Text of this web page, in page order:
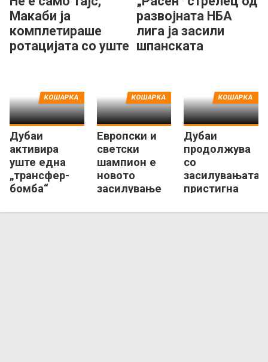
Макаби ја
комплетираше
ротацијата со уште
развојната НБА
лига ја засили
шпанската
Дубаи
активира
уште една
„трансфер-
бомба“
КОШАРКА
Европски и
светски
шампион е
новото
засилување
израелската
КОШАРКА
Дубаи
продолжува
со
засилувањата,
пристигна
дански
КОШАРКА